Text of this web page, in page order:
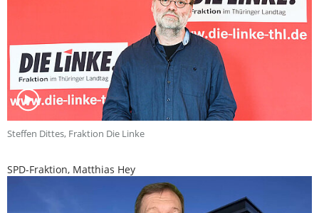
Steffen Dittes, Fraktion Die Linke
SPD-Fraktion, Matthias Hey